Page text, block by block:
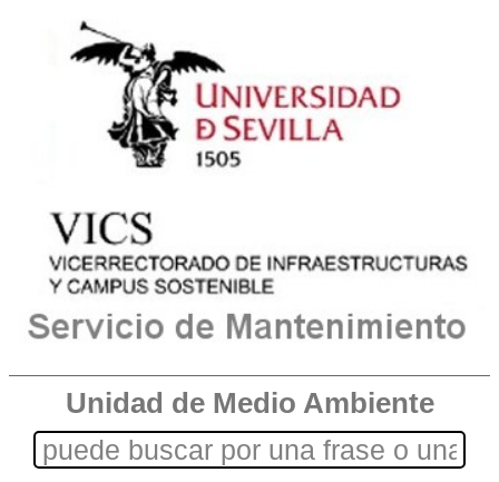
Unidad de Medio Ambiente